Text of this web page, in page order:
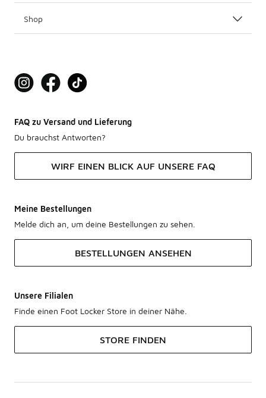
Shop
FAQ zu Versand und Lieferung
Du brauchst Antworten?
WIRF EINEN BLICK AUF UNSERE FAQ
Meine Bestellungen
Melde dich an, um deine Bestellungen zu sehen.
BESTELLUNGEN ANSEHEN
Unsere Filialen
Finde einen Foot Locker Store in deiner Nähe.
STORE FINDEN